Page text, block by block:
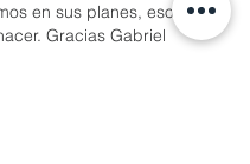
en sus planes, eso es lo
Gracias Gabriel